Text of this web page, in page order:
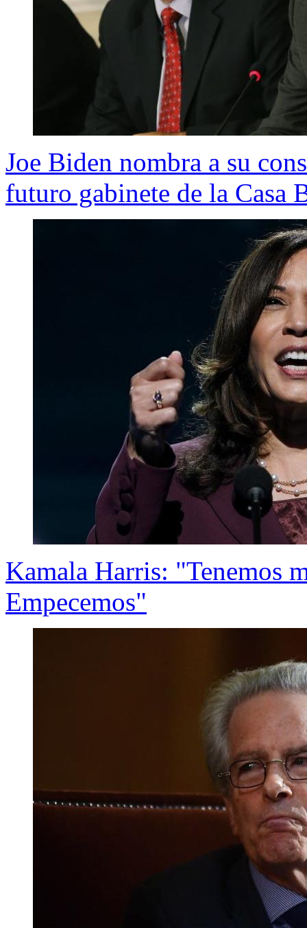
Joe Biden nombra a su
futuro gabinete de la Casa
Kamala Harris: "Tenemos
Empecemos"